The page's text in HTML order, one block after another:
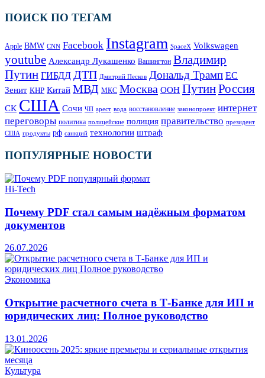
ПОИСК ПО ТЕГАМ
Apple BMW CNN Facebook Instagram SpaceX Volkswagen
youtube Александр Лукашенко Вашингтон Владимир
Путин ГИБДД ДТП Дмитрий Песков Дональд Трамп ЕС
Зенит КНР Китай МВД МКС Москва ООН ПутинРоссия
СК США Сочи ЧП арест вода восстановление законопроект интернет
переговоры политика полицейские полиция правительство президент
США продукты рф санкций технологии штраф
ПОПУЛЯРНЫЕ НОВОСТИ
Hi-Tech
Почему PDF стал самым надёжным форматом
документов
26.07.2026
Экономика
Открытие расчетного счета в Т-Банке для ИП и
юридических лиц: Полное руководство
13.01.2026
Культура